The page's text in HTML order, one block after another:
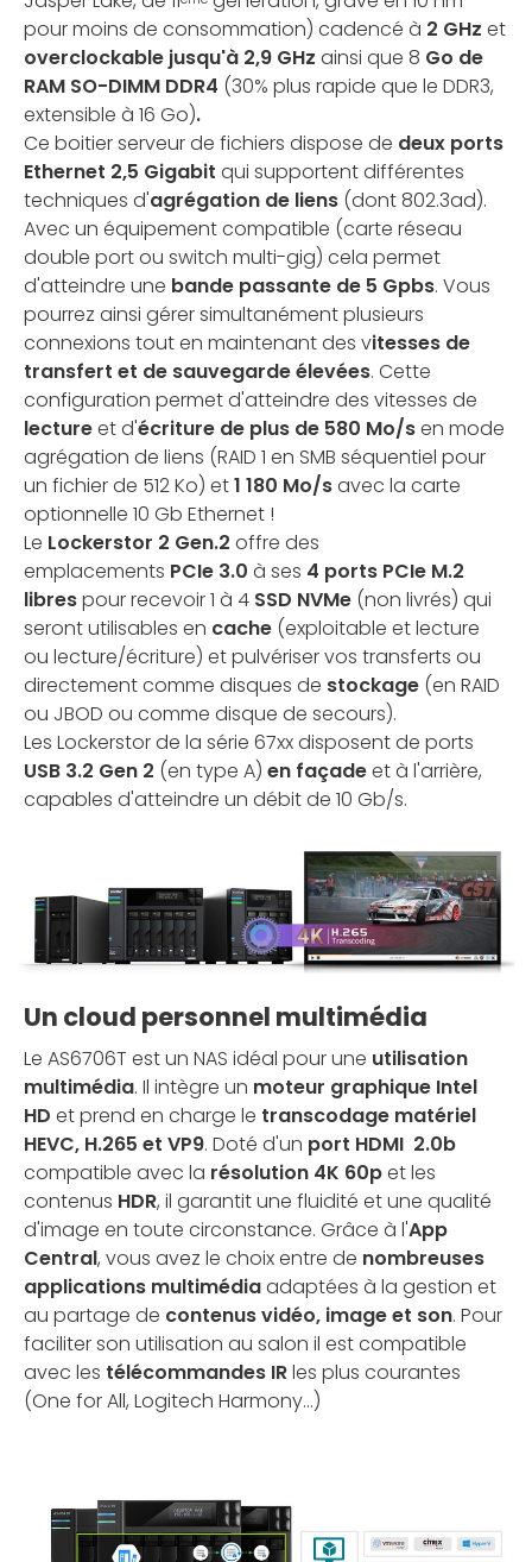
pour moins de consommation) cadencé à 2 GHz et
overclockable jusqu'à 2,9 GHz ainsi que 8 Go de
RAM SO-DIMM DDR4 (30% plus rapide que le DDR3,
extensible à 16 Go).
Ce boitier serveur de fichiers dispose de deux ports
Ethernet 2,5 Gigabit qui supportent différentes
techniques d'agrégation de liens (dont 802.3ad).
Avec un équipement compatible (carte réseau
double port ou switch multi-gig) cela permet
d'atteindre une bande passante de 5 Gpbs. Vous
pourrez ainsi gérer simultanément plusieurs
connexions tout en maintenant des vitesses de
transfert et de sauvegarde élevées. Cette
configuration permet d'atteindre des vitesses de
lectureet d'écriture de plus de 580 Mo/sen mode
agrégation de liens (RAID 1 en SMB séquentiel pour
un fichier de 512 Ko) et1 180 Mo/savec la carte
optionnelle 10 Gb Ethernet !
Le Lockerstor 2 Gen.2 offre des
emplacements PCIe 3.0 à ses 4 ports PCIe M.2
librespour recevoir 1 à 4 SSD NVMe (non livrés) qui
seront utilisables en cache (exploitable et lecture
ou lecture/écriture) et pulvériser vos transferts ou
directement comme disques de stockage (en RAID
ou JBOD ou comme disque de secours).
Les Lockerstor de la série 67xx disposent de ports
USB 3.2 Gen 2 (en type A) en façadeet à l'arrière,
capables d'atteindre un débit de 10 Gb/s.
Un cloud personnel multimédia
Le AS6706T est un NAS idéal pour une utilisation
multimédia. Il intègre un moteur graphique Intel
HD et prend en charge le transcodage matériel
HEVC, H.265 et VP9. Doté d'un port HDMI 2.0b
compatible avec la résolution 4K 60pet les
contenus HDR, il garantit une fluidité et une qualité
d'image en toute circonstance. Grâce à l'App
Central, vous avez le choix entre de nombreuses
applications multimédiaadaptées à la gestion et
au partage de contenus vidéo, image et son. Pour
faciliter son utilisation au salon il est compatible
avec les télécommandes IRles plus courantes
(One for All, Logitech Harmony...)